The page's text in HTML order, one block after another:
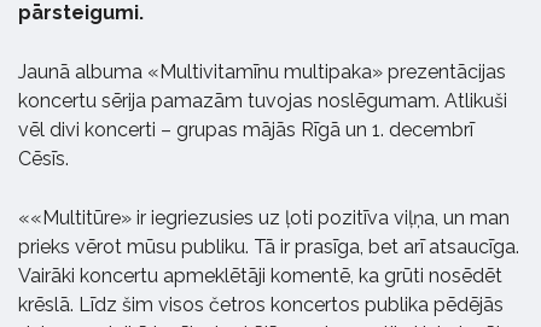
pārsteigumi.
Jaunā albuma «Multivitamīnu multipaka» prezentācijas
koncertu sērija pamazām tuvojas noslēgumam. Atlikuši
vēl divi koncerti – grupas mājās Rīgā un 1. decembrī
Cēsīs.
««Multitūre» ir iegriezusies uz ļoti pozitīva viļņa, un man
prieks vērot mūsu publiku. Tā ir prasīga, bet arī atsaucīga.
Vairāki koncertu apmeklētāji komentē, ka grūti nosēdēt
krēslā. Līdz šim visos četros koncertos publika pēdējās